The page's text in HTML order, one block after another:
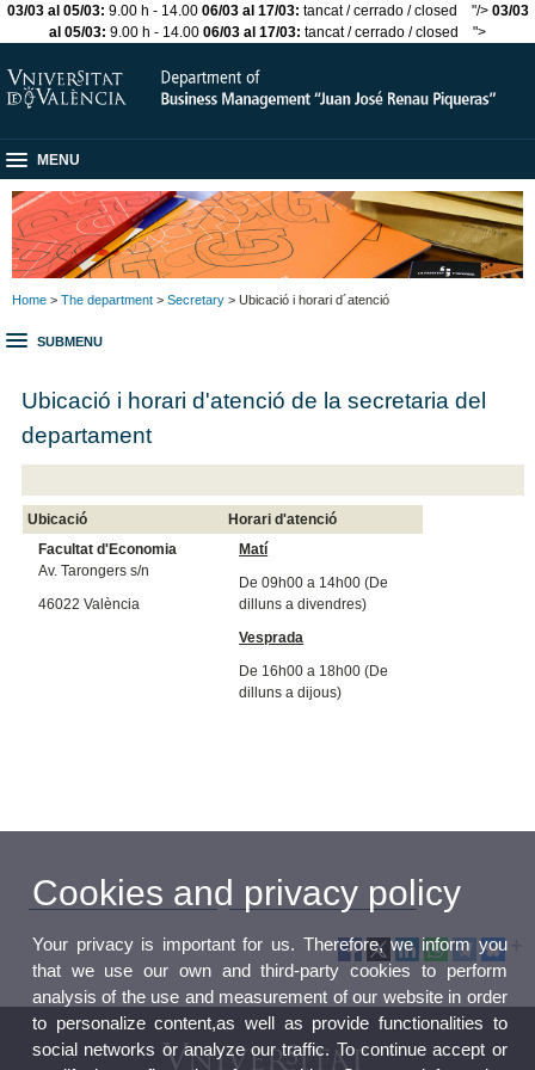
03/03 al 05/03: 9.00 h - 14.00 06/03 al 17/03: tancat / cerrado / closed "/> 03/03
al 05/03: 9.00 h - 14.00 06/03 al 17/03: tancat / cerrado / closed ">
MENU
Home > The department > Secretary > Ubicació i horari d´atenció
SUBMENU
Ubicació i horari d'atenció de la secretaria del
departament
Ubicació
Horari d'atenció
Facultat d'Economia
Av. Tarongers s/n
46022 València
Matí
De 09h00 a 14h00 (De
dilluns a divendres)
Vesprada
De 16h00 a 18h00 (De
dilluns a dijous)
Cookies and privacy policy
Your privacy is important for us. Therefore, we inform you
that we use our own and third-party cookies to perform
analysis of the use and measurement of our website in order
to personalize content,as well as provide functionalities to
social networks or analyze our traffic. To continue accept or